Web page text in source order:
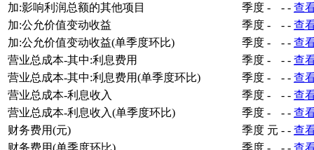
加:影响利润总额的其他项目
季度 - - - 查
加:公允价值变动收益
季度 - - - 查
加:公允价值变动收益(单季度环比)
季度 - - - 查
营业总成本-其中:利息费用
季度 - - - 查
营业总成本-其中:利息费用(单季度环比)
季度 - - - 查
营业总成本-利息收入
季度 - - - 查
营业总成本-利息收入(单季度环比)
季度 - - - 查
财务费用(元)
季度 元 - - 查
财务费用(单季度环比)
季度 - - - 查